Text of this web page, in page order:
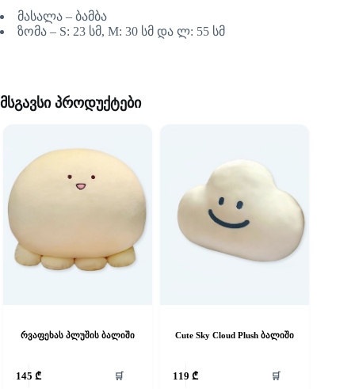
მასალა – ბამბა
ზომა – S: 23 სმ, M: 30 სმ და ლ: 55 სმ
მსგავსი პროდუქტები
რვაფეხას პლუშის ბალიში
145₾ 🛒
Cute Sky Cloud Plush ბალიში
119₾ 🛒